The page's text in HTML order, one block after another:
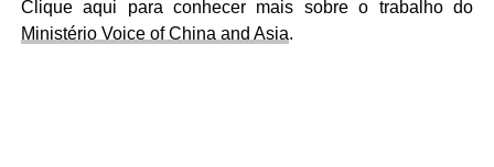
Clique aqui para conhecer mais sobre o trabalho do
Ministério Voice of China and Asia.